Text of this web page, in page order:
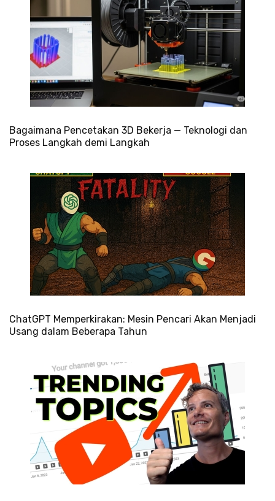
Bagaimana Pencetakan 3D Bekerja — Teknologi dan
Proses Langkah demi Langkah
ChatGPT Memperkirakan: Mesin Pencari Akan Menjadi
Usang dalam Beberapa Tahun